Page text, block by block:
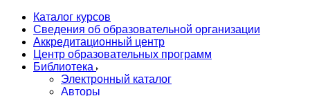
Каталог курсов
Сведения об образовательной организации
Аккредитационный центр
Центр образовательных программ
Библиотека
Электронный каталог
Авторы